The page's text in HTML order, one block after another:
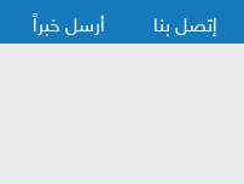
إتصل بنا أرسل خبراً